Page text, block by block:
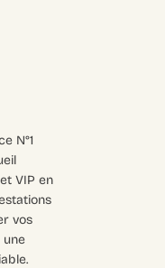
N°1
VIP en
vos